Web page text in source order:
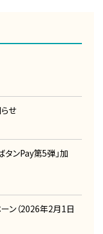
せ
タンPay第5弾」加
ン（2026年2月1日